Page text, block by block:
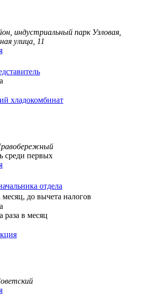
индустриальный парк Узловая,
улица, 11
хладокомбинат
среди первых
отдела
месяц, до вычета налогов
в месяц